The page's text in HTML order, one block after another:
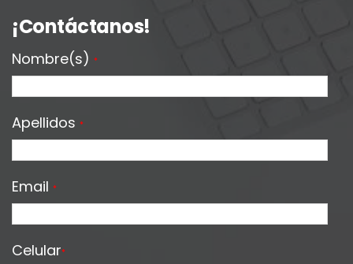
¡Contáctanos!
Nombre(s) *
Apellidos *
Email *
Celular*